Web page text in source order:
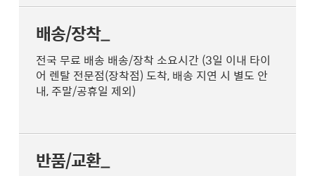
배송/장착_
전국 무료 배송 배송/장착 소요시간 (3일 이내 타이
어 렌탈 전문점(장착점) 도착, 배송 지연 시 별도 안
내, 주말/공휴일 제외)
반품/교환_